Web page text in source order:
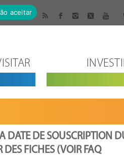
DATE DE SOUSCRIPTION
DES FICHES (VOIR FAQ
aceitar